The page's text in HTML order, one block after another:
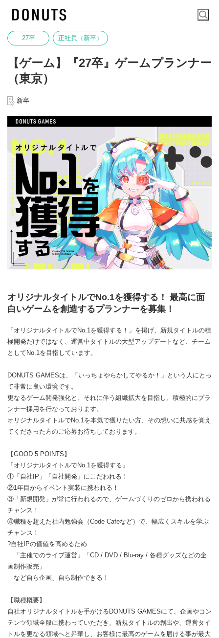
27卒 正社員（新卒）
【ゲーム】『27卒』ゲームプランナー
（東京）
新卒
オリジナルタイトルでNo.1を獲得する！ 最高に面
白いゲームを創造するプランナーを募集！
「オリジナルタイトルでNo.1を獲得する！」を掲げ、新規タイトルの積
極開発だけではなく、運営中タイトルの大型アップデートなど、チーム
としてNo.1を目指しています。
DONUTS GAMESは、「いっちょやらかしてやるか！」という人にとっ
て非常に良い環境です。
更なるゲーム開発強化と、それに伴う組織拡大を目指し、積極的にプラ
ンナー採用を行なっております。
オリジナルタイトルでNo.1を本気で獲りたい方、その想いに共感を覚え
てくださった方のご応募お待ちしております。
【GOOD 5 POINTS】
『オリジナルタイトルでNo.1を獲得する』
①「自社IP」「自社開発」にこだわれる！
②1年目からイベント実装に携われる！
③「新規開発」が常に行われるので、ゲームづくりのゼロから携われる
チャンス！
④職種を超えた社内勉強会（Code Cafeなど）で、幅広くスキルを学ぶ
チャンス！
?自社IPの価値を高めるため
「主催でのライブ運営」「CD / DVD / Blu-ray / 各種グッズなどの企
画制作販売」
など自ら企画、自ら制作できる！
【職種概要】
自社オリジナルタイトルを手がけるDONUTS GAMESにて、企画やコン
テンツ領域全般に携わっていただき、新規タイトルの創出や、運営タイ
トルを更なる領域へと昇華し、お客様に最高のゲームを届ける事が最大